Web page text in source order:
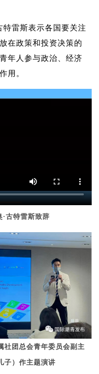
特雷斯表示各国要关注
在政策和投资决策的
年人参与政治、经济
用。
古特雷斯致辞
社团总会青年委员会副主
子）作主题演讲